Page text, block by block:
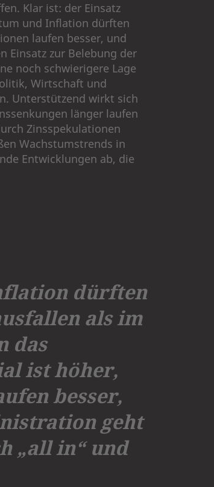
Klar ist: der Einsatz
und Inflation dürften
laufen besser, und
Einsatz zur Belebung der
noch schwierigere Lage
Wirtschaft und
Unterstützend wirkt sich
länger laufen
Zinsspekulationen
Wachstumstrends in
Entwicklungen ab, die
dürften
als im
das
ist höher,
besser,
geht
„all in“ und